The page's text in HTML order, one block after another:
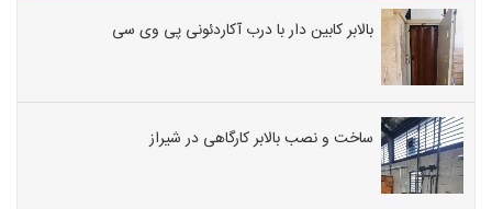
بالابر کابین دار با درب آکاردئونی پی وی سی
ساخت و نصب بالابر کارگاهی در شیراز